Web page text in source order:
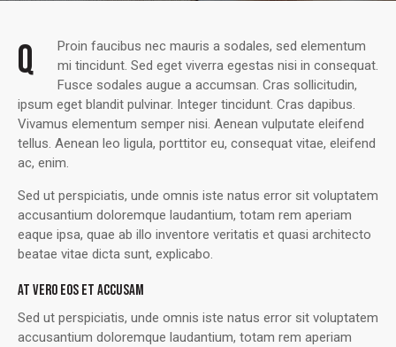
Q
Proin faucibus nec mauris a sodales, sed elementum
mi tincidunt. Sed eget viverra egestas nisi in consequat.
Fusce sodales augue a accumsan. Cras sollicitudin,
ipsum eget blandit pulvinar. Integer tincidunt. Cras dapibus.
Vivamus elementum semper nisi. Aenean vulputate eleifend
tellus. Aenean leo ligula, porttitor eu, consequat vitae, eleifend
ac, enim.
Sed ut perspiciatis, unde omnis iste natus error sit voluptatem
accusantium doloremque laudantium, totam rem aperiam
eaque ipsa, quae ab illo inventore veritatis et quasi architecto
beatae vitae dicta sunt, explicabo.
AT VERO EOS ET ACCUSAM
Sed ut perspiciatis, unde omnis iste natus error sit voluptatem
accusantium doloremque laudantium, totam rem aperiam